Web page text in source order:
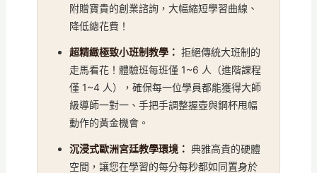
附贈寶貴的創業諮詢，大幅縮短學習曲線、
降低總花費！
超精緻極致小班制教學： 拒絕傳統大班制的
走馬看花！體驗班每班僅 1~6 人（進階課程
僅 1~4 人），確保每一位學員都能獲得大師
級導師一對一、手把手調整握壺與鋼杯甩幅
動作的黃金機會。
沉浸式歐洲宮廷教學環境： 典雅高貴的硬體
空間，讓您在學習的每分每秒都如同置身於